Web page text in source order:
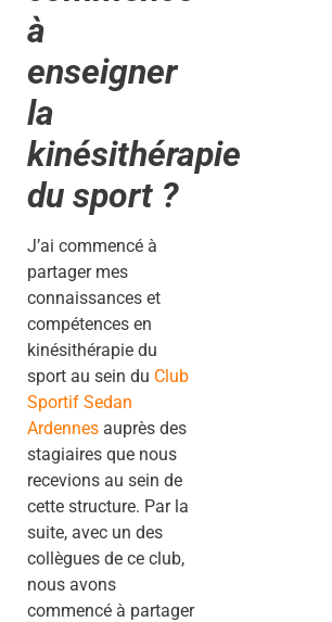
à
enseigner
la
kinésithérapie
du sport ?
J’ai commencé à
partager mes
connaissances et
compétences en
kinésithérapie du
sport au sein du Club
Sportif Sedan
Ardennes auprès des
stagiaires que nous
recevions au sein de
cette structure. Par la
suite, avec un des
collègues de ce club,
nous avons
commencé à partager